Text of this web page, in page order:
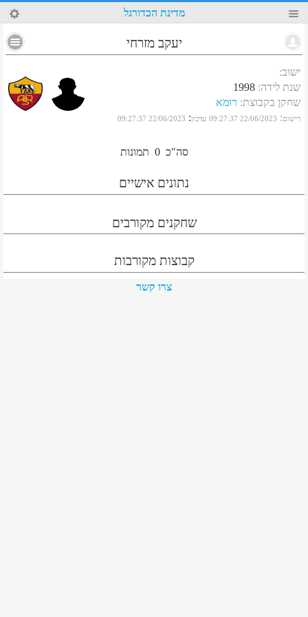
63 מדינת הכדורגל
יעקב מזרחי
ישוב:
שנת לידה:
1998
שחקן בקבוצת: רומא
רישום:
22/06/2023 09:27:37 עדכון:
22/06/2023 09:27:37
סה"כ 0 תמונות
נתונים אישיים
שחקנים מקורבים
קבוצות מקורבות
צרו קשר